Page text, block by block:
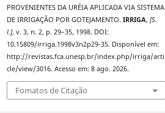
PROVENIENTES DA URÉIA APLICADA VIA SISTEMA
DE IRRIGAÇÃO POR GOTEJAMENTO.IRRIGA,[S.
l.], v. 3, n. 2, p. 29–35, 1998. DOI:
10.15809/irriga.1998v3n2p29-35. Disponível em:
http://revistas.fca.unesp.br/index.php/irriga/arti
cle/view/3016. Acesso em: 8 ago. 2026.
Fomatos de Citação